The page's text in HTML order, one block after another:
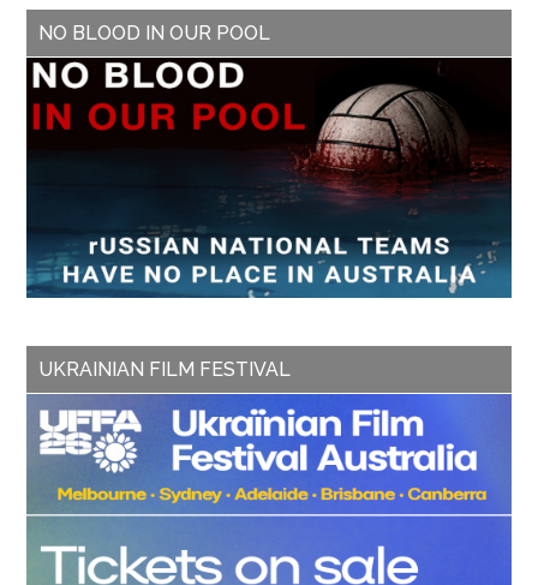
NO BLOOD IN OUR POOL
UKRAINIAN FILM FESTIVAL